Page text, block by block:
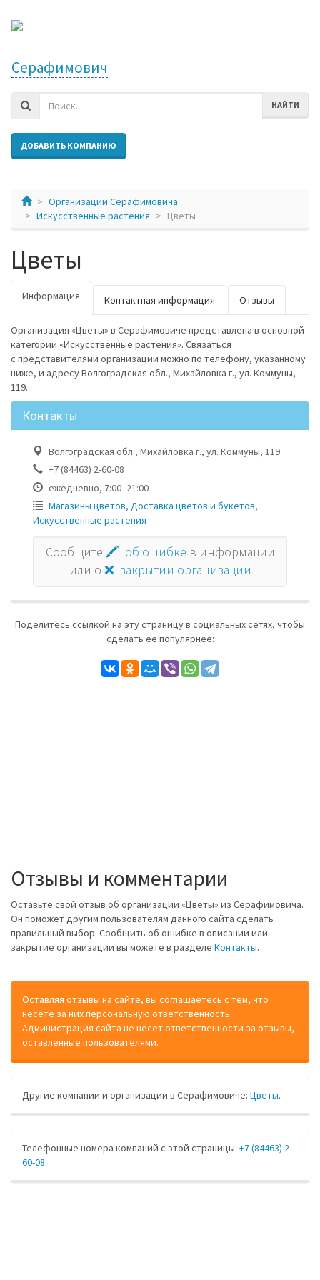
Серафимович
НАЙТИ
ДОБАВИТЬ КОМПАНИЮ
Организации Серафимовича
Искусственные растения
Цветы
Цветы
Информация Контактная информация Отзывы
Организация «Цветы» в Серафимовиче представлена в основной
категории «Искусственные растения». Связаться
с представителями организации можно по телефону, указанному
ниже, и адресу Волгоградская обл., Михайловка г., ул. Коммуны,
119.
Контакты
Волгоградская обл., Михайловка г., ул. Коммуны, 119
+7 (84463) 2-60-08
ежедневно, 7:00–21:00
Магазины цветов, Доставка цветов и букетов,
Искусственные растения
Сообщите 🖍 об ошибке в информации
или о ❌ закрытии организации
Поделитесь ссылкой на эту страницу в социальных сетях, чтобы
сделать её популярнее:
Отзывы и комментарии
Оставьте свой отзыв об организации «Цветы» из Серафимовича.
Он поможет другим пользователям данного сайта сделать
правильный выбор. Сообщить об ошибке в описании или
закрытие организации вы можете в разделе Контакты.
Оставляя отзывы на сайте, вы соглашаетесь с тем, что
несете за них персональную ответственность.
Администрация сайта не несет ответственности за отзывы,
оставленные пользователями.
Другие компании и организации в Серафимовиче: Цветы.
Телефонные номера компаний с этой страницы: +7 (84463) 2-
60-08.